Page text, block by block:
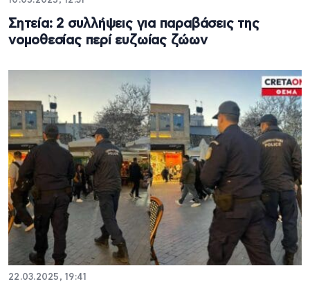
Σητεία: 2 συλλήψεις για παραβάσεις της
νομοθεσίας περί ευζωίας ζώων
22.03.2025, 19:41